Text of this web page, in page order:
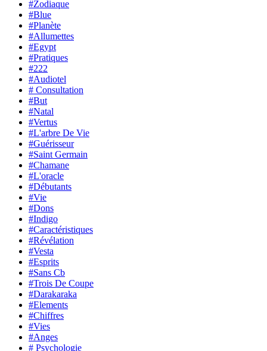
#Zodiaque
#Blue
#Planète
#Allumettes
#Egypt
#Pratiques
#222
#Audiotel
# Consultation
#But
#Natal
#Vertus
#L'arbre De Vie
#Guérisseur
#Saint Germain
#Chamane
#L'oracle
#Débutants
#Vie
#Dons
#Indigo
#Caractéristiques
#Révélation
#Vesta
#Esprits
#Sans Cb
#Trois De Coupe
#Darakaraka
#Elements
#Chiffres
#Vies
#Anges
# Psychologie